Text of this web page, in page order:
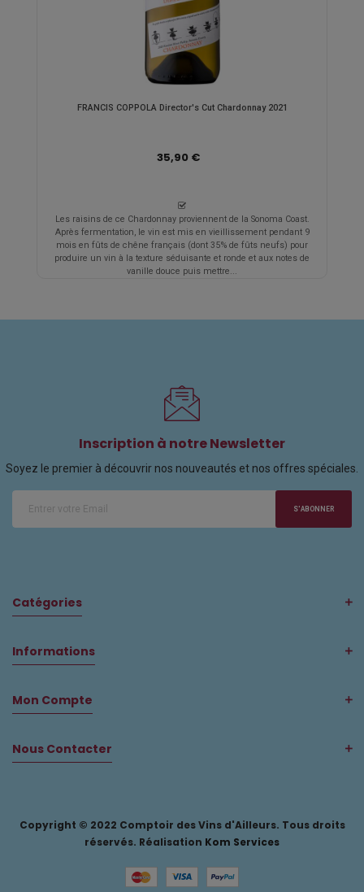
FRANCIS COPPOLA Director's Cut Chardonnay 2021
35,90 €
Les raisins de ce Chardonnay proviennent de la Sonoma Coast.
Après fermentation, le vin est mis en vieillissement pendant 9
mois en fûts de chêne français (dont 35% de fûts neufs) pour
produire un vin à la texture séduisante et ronde et aux notes de
vanille douce puis mettre...
Inscription à notre Newsletter
Soyez le premier à découvrir nos nouveautés et nos offres spéciales.
S'ABONNER
Catégories
Informations
Mon Compte
Nous Contacter
Copyright © 2022 Comptoir des Vins d'Ailleurs. Tous droits
réservés. Réalisation Kom Services